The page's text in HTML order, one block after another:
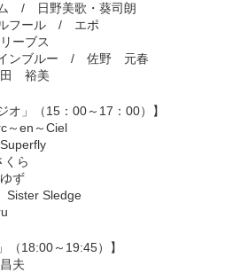
/ 日野美歌・葵司朗
フール / エポ
ーブス
インブルー / 佐野 元春
裕美
オ」（15：00～17：00）】
en～Ciel
ら
ず
Sledge
（18:00～19:45）】
夫